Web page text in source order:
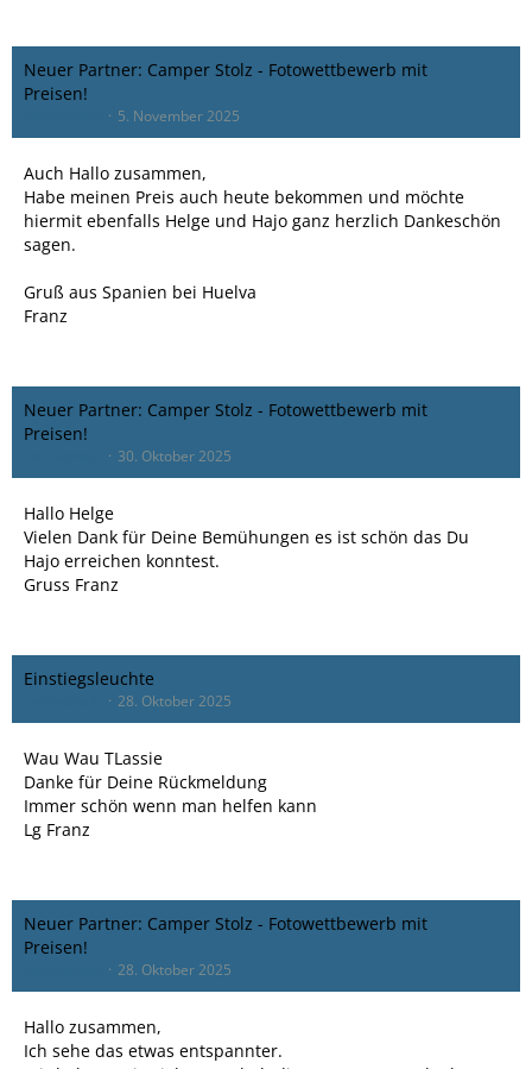
Neuer Partner: Camper Stolz - Fotowettbewerb mit
Preisen!
5. November 2025
Auch Hallo zusammen,
Habe meinen Preis auch heute bekommen und möchte
hiermit ebenfalls Helge und Hajo ganz herzlich Dankeschön
sagen.
Gruß aus Spanien bei Huelva
Franz
Neuer Partner: Camper Stolz - Fotowettbewerb mit
Preisen!
30. Oktober 2025
Hallo Helge
Vielen Dank für Deine Bemühungen es ist schön das Du
Hajo erreichen konntest.
Gruss Franz
Einstiegsleuchte
28. Oktober 2025
Wau Wau TLassie
Danke für Deine Rückmeldung
Immer schön wenn man helfen kann
Lg Franz
Neuer Partner: Camper Stolz - Fotowettbewerb mit
Preisen!
28. Oktober 2025
Hallo zusammen,
Ich sehe das etwas entspannter.